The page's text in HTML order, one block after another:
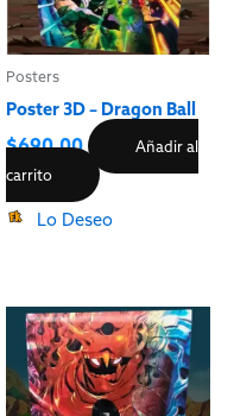
Posters
Poster 3D – Dragon Ball
$690.00
Añadir al
carrito
Lo Deseo